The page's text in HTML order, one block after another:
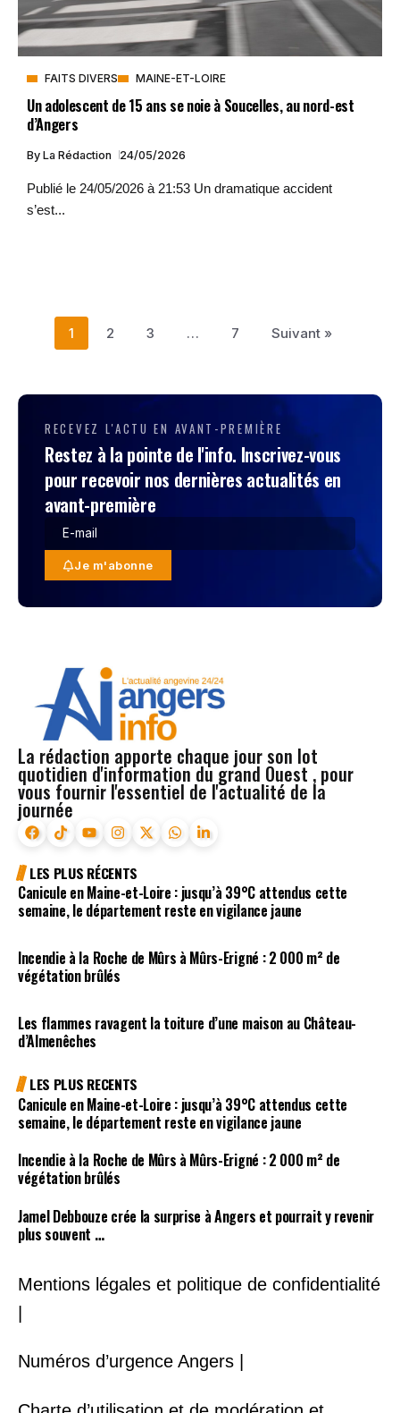
FAITS DIVERS MAINE-ET-LOIRE
Un adolescent de 15 ans se noie à Soucelles, au nord-est
d’Angers
By La Rédaction 24/05/2026
Publié le 24/05/2026 à 21:53 Un dramatique accident
s’est...
1 2 3 … 7 Suivant »
RECEVEZ L'ACTU EN AVANT-PREMIÈRE
Restez à la pointe de l'info. Inscrivez-vous
pour recevoir nos dernières actualités en
avant-première
Je m'abonne
La rédaction apporte chaque jour son lot
quotidien d'information du grand Ouest , pour
vous fournir l'essentiel de l'actualité de la
journée
LES PLUS RÉCENTS
Canicule en Maine-et-Loire : jusqu’à 39°C attendus cette
semaine, le département reste en vigilance jaune
Incendie à la Roche de Mûrs à Mûrs-Erigné : 2 000 m² de
végétation brûlés
Les flammes ravagent la toiture d’une maison au Château-
d’Almenêches
LES PLUS RECENTS
Canicule en Maine-et-Loire : jusqu’à 39°C attendus cette
semaine, le département reste en vigilance jaune
Incendie à la Roche de Mûrs à Mûrs-Erigné : 2 000 m² de
végétation brûlés
Jamel Debbouze crée la surprise à Angers et pourrait y revenir
plus souvent …
Mentions légales et politique de confidentialité
|
Numéros d’urgence Angers |